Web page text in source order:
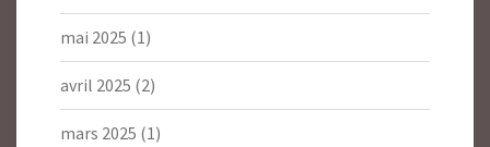
mai 2025 (1)
avril 2025 (2)
mars 2025 (1)